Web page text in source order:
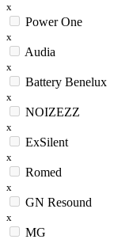
x
Power One
x
Audia
x
Battery Benelux
x
NOIZEZZ
x
ExSilent
x
Romed
x
GN Resound
x
MG